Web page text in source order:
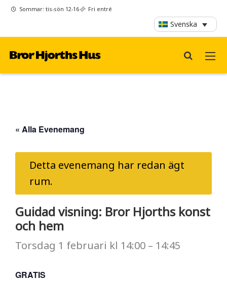
Sommar: tis-sön 12-16 Fri entré
Svenska
« Alla Evenemang
Detta evenemang har redan ägt
rum.
Guidad visning: Bror Hjorths konst
och hem
Torsdag 1 februari kl 14:00 – 14:45
GRATIS